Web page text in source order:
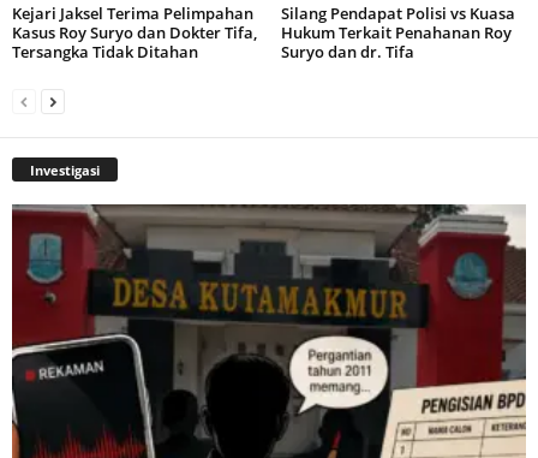
Kejari Jaksel Terima Pelimpahan
Kasus Roy Suryo dan Dokter Tifa,
Tersangka Tidak Ditahan
Silang Pendapat Polisi vs Kuasa
Hukum Terkait Penahanan Roy
Suryo dan dr. Tifa
Investigasi